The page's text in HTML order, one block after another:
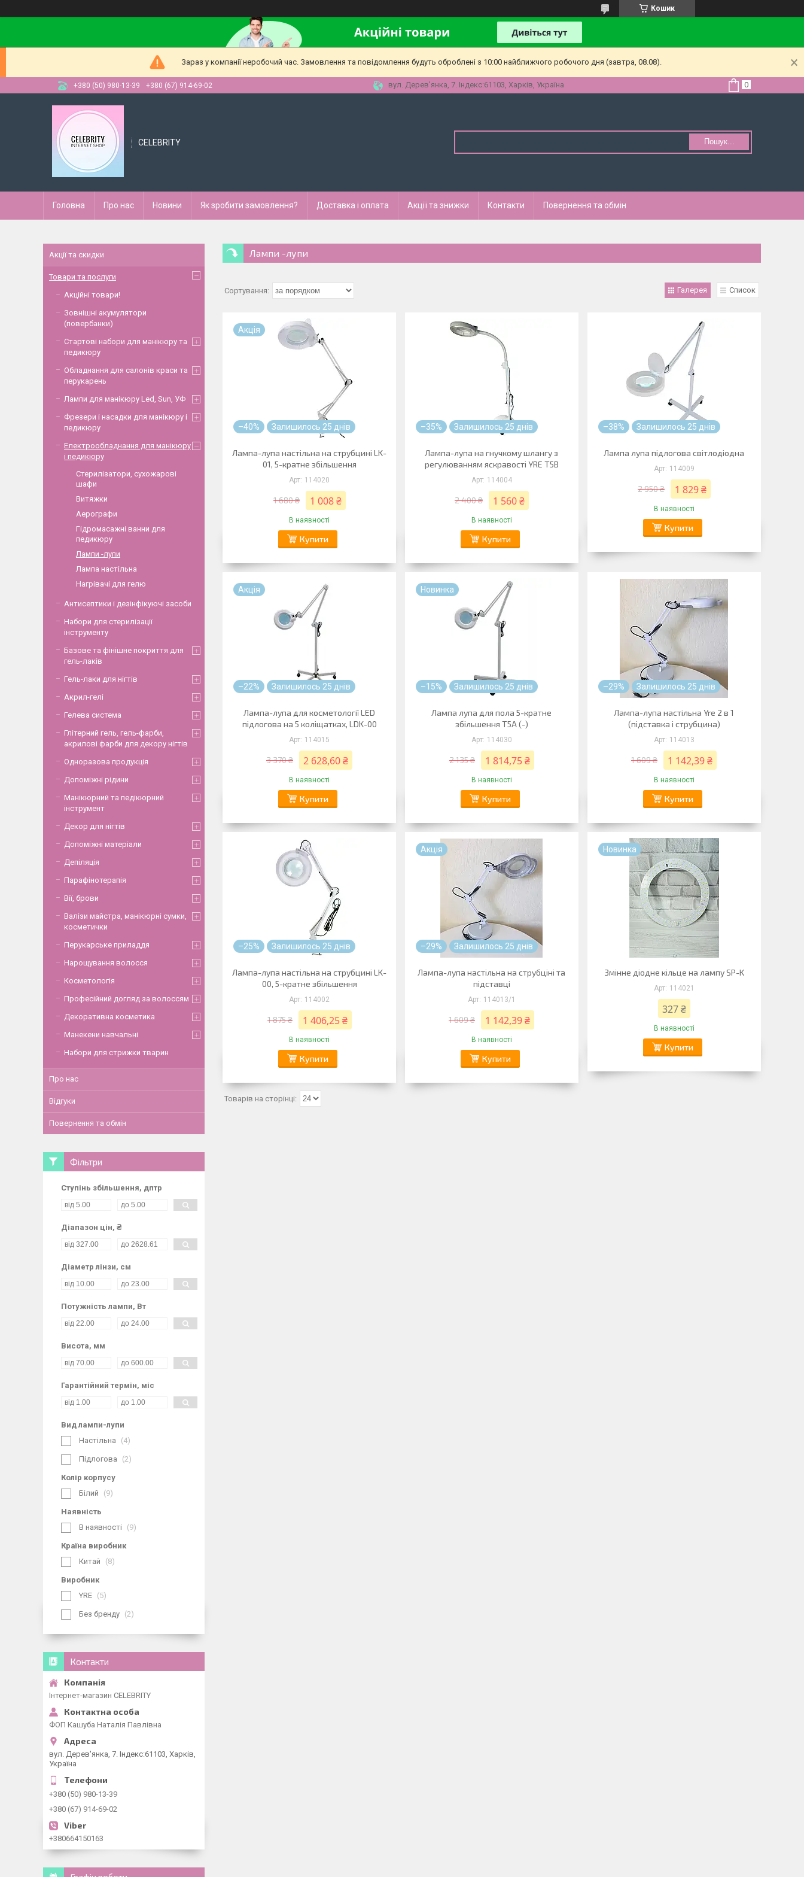
Кошик
Зараз у компанії неробочий час. Замовлення та повідомлення будуть оброблені з 10:00 найближчого робочого дня (завтра, 08.08).
+380 (50) 980-13-39 +380 (67) 914-69-02 вул. Дерев'янка, 7. Індекс:61103, Харків, Україна
CELEBRITY Пошук...
Головна Про нас Новини Як зробити замовлення? Доставка і оплата Акції та знижки Контакти Повернення та обмін
Лампи -лупи
Галерея Список
Акція
–40% Залишилось 25 днів
Лампа-лупа настільна на струбцині LK-
01, 5-кратне збільшення
114020
1 680 ₴ 1 008 ₴
В наявності
Купити
–35% Залишилось 25 днів
Лампа-лупа на гнучкому шлангу з
регулюванням яскравості YRE T5B
114004
2 400 ₴ 1 560 ₴
В наявності
Купити
–38% Залишилось 25 днів
Лампа лупа підлогова світлодіодна
114009
2 950 ₴ 1 829 ₴
В наявності
Купити
Акція
–22% Залишилось 25 днів
Лампа-лупа для косметології LED
підлогова на 5 коліщатках, LDK-00
114015
3 370 ₴ 2 628,60 ₴
В наявності
Купити
Новинка
–15% Залишилось 25 днів
Лампа лупа для пола 5-кратне
збільшення T5A (-)
114030
2 135 ₴ 1 814,75 ₴
В наявності
Купити
–29% Залишилось 25 днів
Лампа-лупа настільна Yre 2 в 1
(підставка і струбцина)
114013
1 609 ₴ 1 142,39 ₴
В наявності
Купити
–25% Залишилось 25 днів
Лампа-лупа настільна на струбцині LK-
00, 5-кратне збільшення
114002
1 875 ₴ 1 406,25 ₴
В наявності
Купити
Акція
–29% Залишилось 25 днів
Лампа-лупа настільна на струбціні та
підставці
114013/1
1 609 ₴ 1 142,39 ₴
В наявності
Купити
Новинка
Змінне діодне кільце на лампу SP-K
114021
327 ₴
В наявності
Купити
Акції та скидки
Товари та послуги
Акційні товари!
Зовнішні акумулятори
(повербанки)
Стартові набори для манікюру та
педикюру
Обладнання для салонів краси та
перукарень
Лампи для манікюру Led, Sun, УФ
Фрезери і насадки для манікюру і
педикюру
Електрообладнання для манікюру
і педикюру
Стерилізатори, сухожарові
шафи
Витяжки
Аерографи
Гідромасажні ванни для
педикюру
Лампи -лупи
Лампа настільна
Нагрівачі для гелю
Антисептики і дезінфікуючі засоби
Набори для стерилізації
інструменту
Базове та фінішне покриття для
гель-лаків
Гель-лаки для нігтів
Акрил-гелі
Гелева система
Глітерний гель, гель-фарби,
акрилові фарби для декору нігтів
Одноразова продукція
Допоміжні рідини
Манікюрний та педікюрний
інструмент
Декор для нігтів
Допоміжні матеріали
Депіляція
Парафінотерапія
Вії, брови
Валізи майстра, манікюрні сумки,
косметички
Перукарське приладдя
Нарощування волосся
Косметологія
Професійний догляд за волоссям
Декоративна косметика
Манекени навчальні
Набори для стрижки тварин
Про нас
Відгуки
Повернення та обмін
Фільтри
Ступінь збільшення, дптр
Діапазон цін, ₴
Діаметр лінзи, см
Потужність лампи, Вт
Висота, мм
Гарантійний термін, міс
Вид лампи-лупи
Настільна
4
Підлогова 2
Колір корпусу
Білий
9
Наявність
В наявності
9
Країна виробник
Китай
8
Виробник
YRE
5
Без бренду 2
Контакти
Інтернет-магазин CELEBRITY
ФОП Кашуба Наталія Павлівна
вул. Дерев'янка, 7. Індекс:61103, Харків,
Україна
+380 (50) 980-13-39
+380 (67) 914-69-02
+380664150163